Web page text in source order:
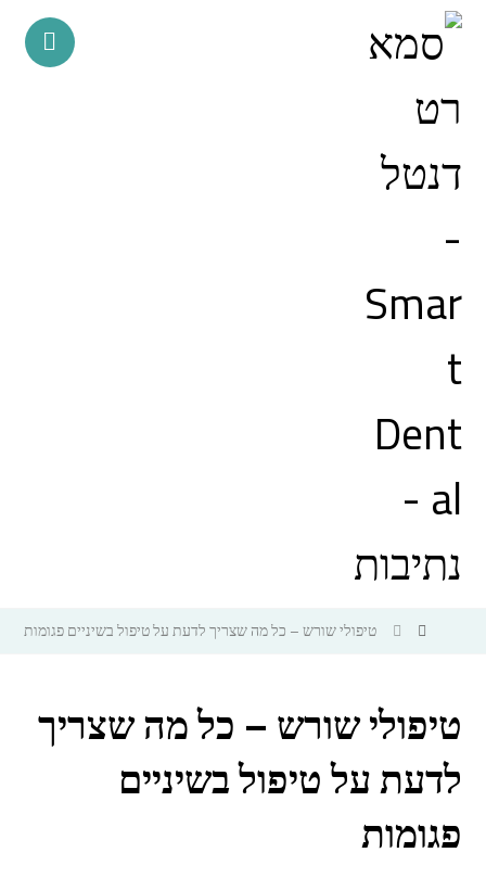
טיפולי שורש – כל מה שצריך לדעת על טיפול בשיניים פגומות
טיפולי שורש – כל מה שצריך
לדעת על טיפול בשיניים
פגומות